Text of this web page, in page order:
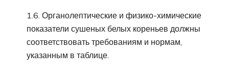
1.6. Органолептические и физико-химические
показатели сушеных белых кореньев должны
соответствовать требованиям и нормам,
указанным в таблице.